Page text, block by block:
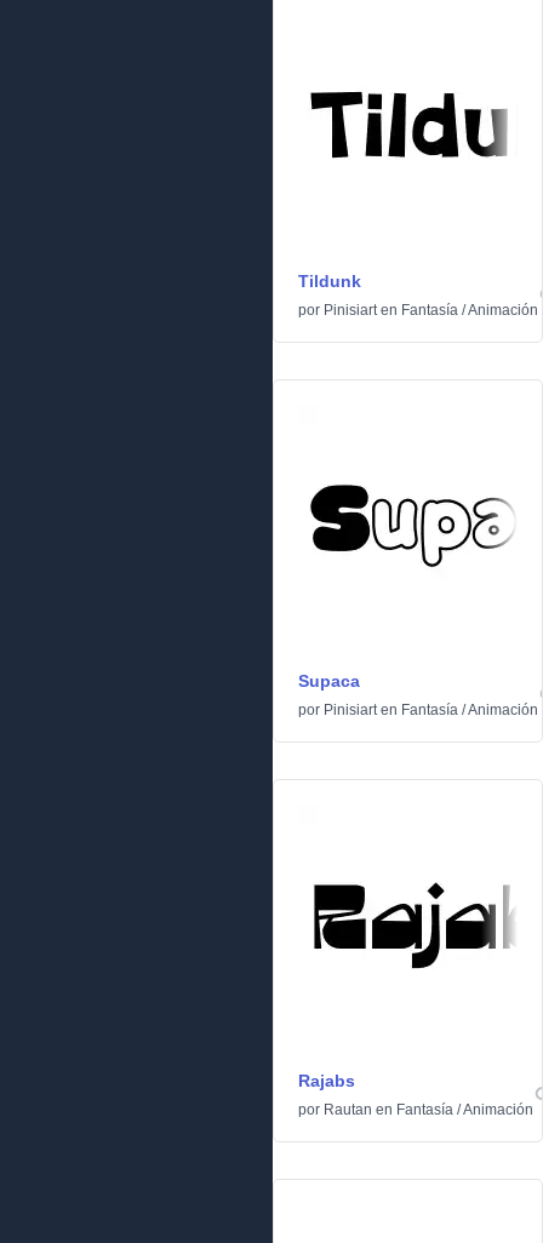
Tildunk
por Pinisiarten Fantasía /Animación
Supaca
por Pinisiarten Fantasía /Animación
Rajabs
por Rautan en Fantasía /Animación